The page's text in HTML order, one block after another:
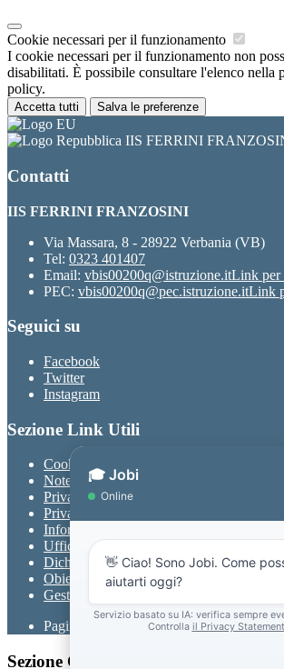
Cookie necessari per il funzionamento
I cookie necessari per il funzionamento non
disabilitati. È possibile consultare l'elenco nella
policy.
Accetta tutti Salva le preferenze
IIS FERRINI
Contatti
IIS FERRINI FRANZOSINI
Via Massara, 8 - 28922 Verbania (VB)
Tel: 0323 401407
Email: vbis00200q@istruzione.itLink per
PEC: vbis00200q@pec.istruzione.itLink
Seguici su
Facebook
Twitter
Instagram
Sezione Link Utili
Cookie policy
Note legali
Privacy
Privacy Policy
Informativa Privacy chatbot Jobi
Ufficio Relazioni con il Pubblico
Dichiarazione di accessibilità
Obiettivi di accessibilità
Gestione consensi cookie
Pagina visualizzata2227volte
Sezione Copyright